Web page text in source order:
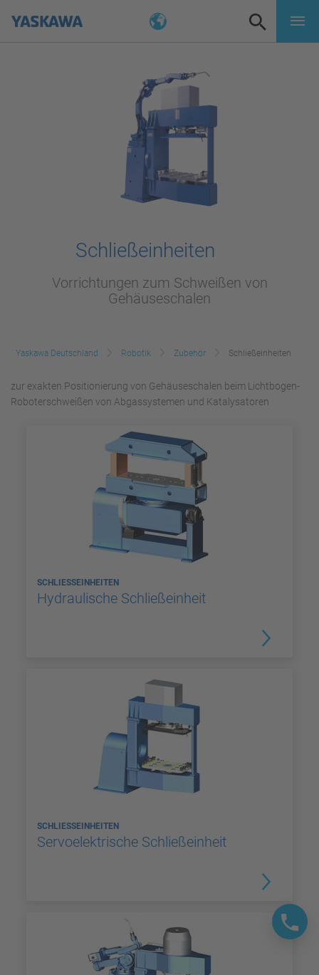
Schließeinheiten
Vorrichtungen zum Schweißen von
Gehäuseschalen
Yaskawa Deutschland Robotik Zubehör Schließeinheiten
zur exakten Positionierung von Gehäuseschalen beim Lichtbogen-
Roboterschweißen von Abgassystemen und Katalysatoren
SCHLIESSEINHEITEN
Hydraulische Schließeinheit
SCHLIESSEINHEITEN
Servoelektrische Schließeinheit